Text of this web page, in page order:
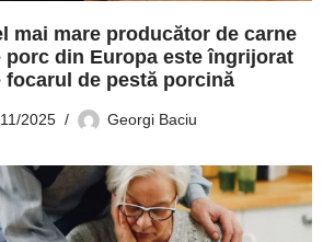
mai mare producător de carne
porc din Europa este îngrijorat
focarul de pestă porcină
2025 Georgi Baciu